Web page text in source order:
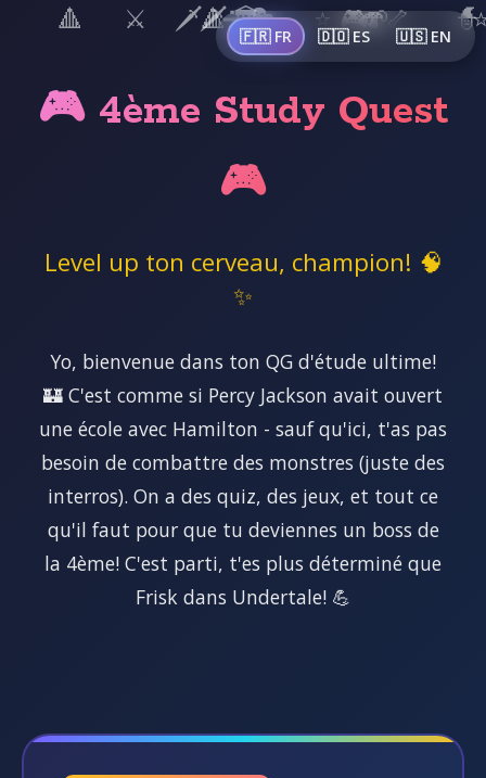
🔺
⚔️ 🍄
🌱
🏛️🎭
➗
🗡️ 🦴
🗡️
🔺 🎮
⭐ 🧙
🇫🇷 FR 🇩🇴 ES 🇺🇸 EN
🎮 4ème Study Quest
🎮
Level up ton cerveau, champion! 🧠
✨
Yo, bienvenue dans ton QG d'étude ultime!
🏰 C'est comme si Percy Jackson avait ouvert
une école avec Hamilton - sauf qu'ici, t'as pas
besoin de combattre des monstres (juste des
interros). On a des quiz, des jeux, et tout ce
qu'il faut pour que tu deviennes un boss de
la 4ème! C'est parti, t'es plus déterminé que
Frisk dans Undertale! 💪